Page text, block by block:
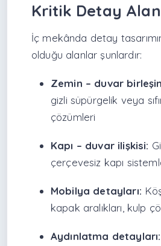
Kritik Detay
İç mekânda detay
olduğu alanlar şunlardır:
Zemin – duvar
gizli süpürgelik veya
çözümleri
Kapı – duvar ilişkisi:
çerçevesiz kapı
Mobilya detayları:
kapak aralıkları, kulp
Aydınlatma detayları: